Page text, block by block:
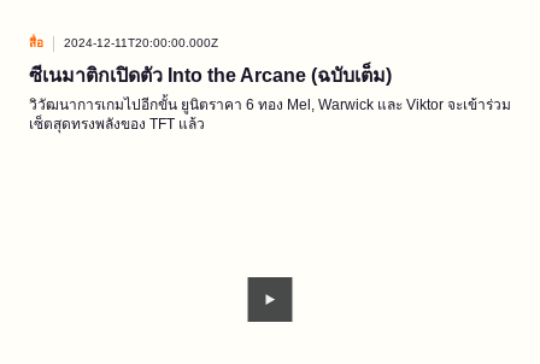
สื่อ 2024-12-11T20:00:00.000Z
ซีเนมาติกเปิดตัว Into the Arcane (ฉบับเต็ม)
วิวัฒนาการเกมไปอีกขั้น ยูนิตราคา 6 ทอง Mel, Warwick และ Viktor จะเข้าร่วม
เซ็ตสุดทรงพลังของ TFT แล้ว